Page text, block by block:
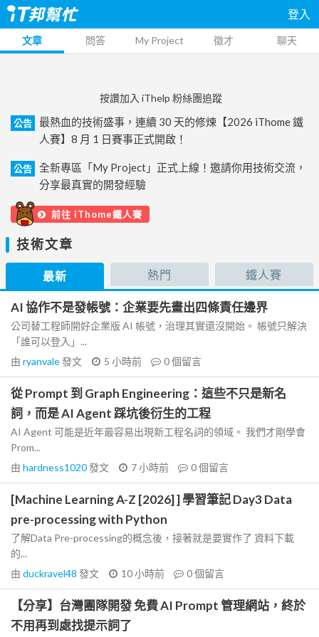
登入
文章 問答 My Project 徵才 聊天
按讚加入 iThelp 粉絲團追蹤
公告
最熱血的技術盛事，連續 30 天的修煉【2026 iThome 鐵
人賽】8 月 1 日賽事正式開啟！
公告
全新專區「My Project」正式上線！邀請你用技術交流，
分享最真實的開發經驗
前往 iThome鐵人賽
技術文章
最新 熱門 鐵人賽
AI 協作不是發帳號：企業要先畫出四條責任邊界
公司替工程師開好企業版 AI 帳號，治理其實還沒開始。 帳號只解決
「誰可以登入」...
由 ryanvale發文 5 小時前 0個留言
從 Prompt 到 Graph Engineering：這些不只是新名
詞，而是 AI Agent 踩坑後衍生的工程
AI Agent 可能是近年最容易出現新工程名詞的領域。 我們才剛學會
Prom...
由 hardness1020發文 7 小時前 0個留言
[Machine Learning A-Z [2026] ] 學習筆記 Day3 Data
pre-processing with Python
了解Data Pre-processing的概念後，接著就是要實作了 資料下載
的...
由 duckravel48 發文 10 小時前 0個留言
【分享】台灣團隊開發 免費 AI Prompt 管理網站，終於
不用再到處找提示詞了